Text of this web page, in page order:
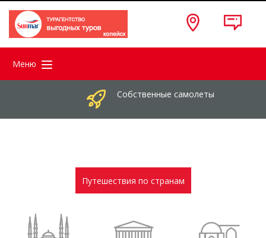
Меню
Собственные самолеты
Путешествия по странам